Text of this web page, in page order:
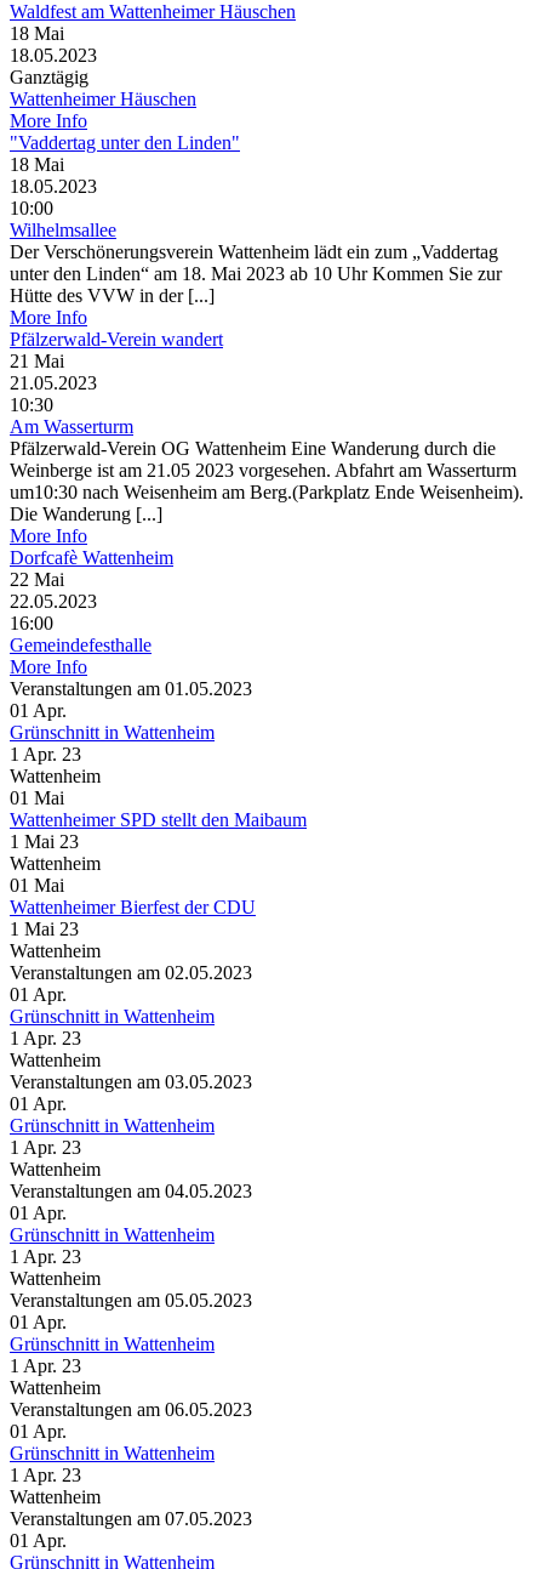
Waldfest am Wattenheimer Häuschen
18 Mai
18.05.2023
Ganztägig
Wattenheimer Häuschen
More Info
"Vaddertag unter den Linden"
18 Mai
18.05.2023
10:00
Wilhelmsallee
Der Verschönerungsverein Wattenheim lädt ein zum „Vaddertag
unter den Linden“ am 18. Mai 2023 ab 10 Uhr Kommen Sie zur
Hütte des VVW in der [...]
More Info
Pfälzerwald-Verein wandert
21 Mai
21.05.2023
10:30
Am Wasserturm
Pfälzerwald-Verein OG Wattenheim Eine Wanderung durch die
Weinberge ist am 21.05 2023 vorgesehen. Abfahrt am Wasserturm
um10:30 nach Weisenheim am Berg.(Parkplatz Ende Weisenheim).
Die Wanderung [...]
More Info
Dorfcafè Wattenheim
22 Mai
22.05.2023
16:00
Gemeindefesthalle
More Info
Veranstaltungen am 01.05.2023
01 Apr.
Grünschnitt in Wattenheim
1 Apr. 23
Wattenheim
01 Mai
Wattenheimer SPD stellt den Maibaum
1 Mai 23
Wattenheim
01 Mai
Wattenheimer Bierfest der CDU
1 Mai 23
Wattenheim
Veranstaltungen am 02.05.2023
01 Apr.
Grünschnitt in Wattenheim
1 Apr. 23
Wattenheim
Veranstaltungen am 03.05.2023
01 Apr.
Grünschnitt in Wattenheim
1 Apr. 23
Wattenheim
Veranstaltungen am 04.05.2023
01 Apr.
Grünschnitt in Wattenheim
1 Apr. 23
Wattenheim
Veranstaltungen am 05.05.2023
01 Apr.
Grünschnitt in Wattenheim
1 Apr. 23
Wattenheim
Veranstaltungen am 06.05.2023
01 Apr.
Grünschnitt in Wattenheim
1 Apr. 23
Wattenheim
Veranstaltungen am 07.05.2023
01 Apr.
Grünschnitt in Wattenheim